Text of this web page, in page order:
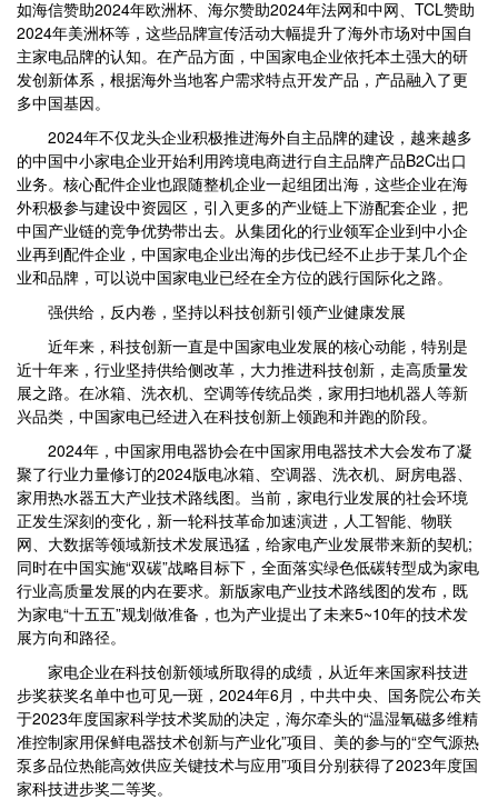
如海信赞助2024年欧洲杯、海尔赞助2024年法网和中网、TCL赞助
2024年美洲杯等，这些品牌宣传活动大幅提升了海外市场对中国自
主家电品牌的认知。在产品方面，中国家电企业依托本土强大的研
发创新体系，根据海外当地客户需求特点开发产品，产品融入了更
多中国基因。
2024年不仅龙头企业积极推进海外自主品牌的建设，越来越多
的中国中小家电企业开始利用跨境电商进行自主品牌产品B2C出口
业务。核心配件企业也跟随整机企业一起组团出海，这些企业在海
外积极参与建设中资园区，引入更多的产业链上下游配套企业，把
中国产业链的竞争优势带出去。从集团化的行业领军企业到中小企
业再到配件企业，中国家电企业出海的步伐已经不止步于某几个企
业和品牌，可以说中国家电业已经在全方位的践行国际化之路。
强供给，反内卷，坚持以科技创新引领产业健康发展
近年来，科技创新一直是中国家电业发展的核心动能，特别是
近十年来，行业坚持供给侧改革，大力推进科技创新，走高质量发
展之路。在冰箱、洗衣机、空调等传统品类，家用扫地机器人等新
兴品类，中国家电已经进入在科技创新上领跑和并跑的阶段。
2024年，中国家用电器协会在中国家用电器技术大会发布了凝
聚了行业力量修订的2024版电冰箱、空调器、洗衣机、厨房电器、
家用热水器五大产业技术路线图。当前，家电行业发展的社会环境
正发生深刻的变化，新一轮科技革命加速演进，人工智能、物联
网、大数据等领域新技术发展迅猛，给家电产业发展带来新的契机;
同时在中国实施“双碳”战略目标下，全面落实绿色低碳转型成为家电
行业高质量发展的内在要求。新版家电产业技术路线图的发布，既
为家电“十五五”规划做准备，也为产业提出了未来5~10年的技术发
展方向和路径。
家电企业在科技创新领域所取得的成绩，从近年来国家科技进
步奖获奖名单中也可见一斑，2024年6月，中共中央、国务院公布关
于2023年度国家科学技术奖励的决定，海尔牵头的“温湿氧磁多维精
准控制家用保鲜电器技术创新与产业化”项目、美的参与的“空气源热
泵多品位热能高效供应关键技术与应用”项目分别获得了2023年度国
家科技进步奖二等奖。